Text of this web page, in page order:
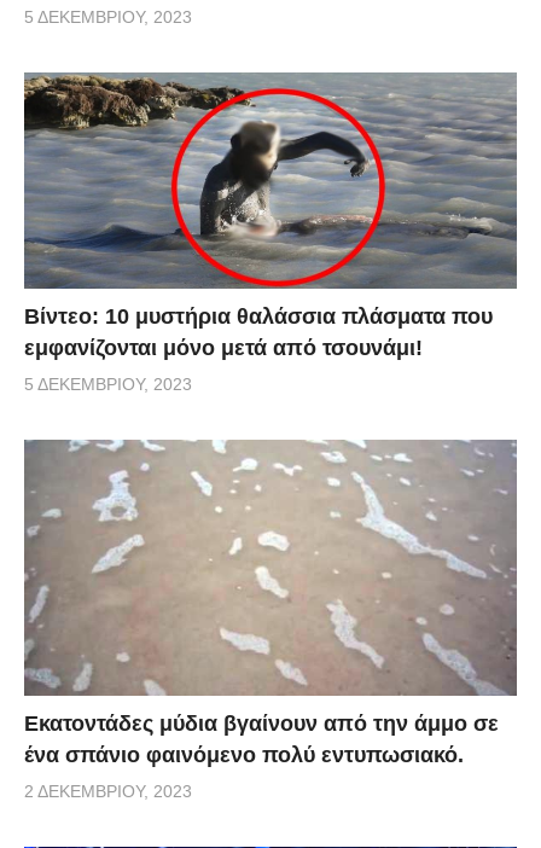
5 ΔΕΚΕΜΒΡΊΟΥ, 2023
Βίντεο: 10 μυστήρια θαλάσσια πλάσματα που
εμφανίζονται μόνο μετά από τσουνάμι!
5 ΔΕΚΕΜΒΡΊΟΥ, 2023
Εκατοντάδες μύδια βγαίνουν από την άμμο σε
ένα σπάνιο φαινόμενο πολύ εντυπωσιακό.
2 ΔΕΚΕΜΒΡΊΟΥ, 2023